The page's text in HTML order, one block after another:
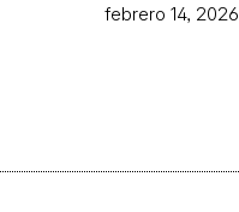
febrero 14, 2026